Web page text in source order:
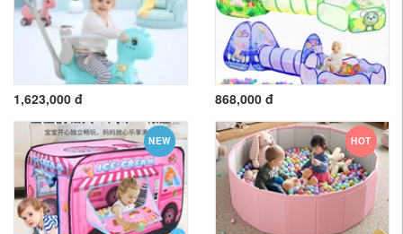
1,623,000 đ 868,000 đ
NEW HOT